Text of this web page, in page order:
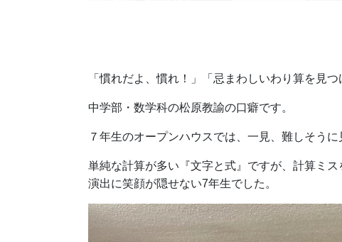
「慣れだよ、慣れ！」「忌まわしいわり算を見
中学部・数学科の松原教諭の口癖です。
７年生のオープンハウスでは、一見、難しそう
単純な計算が多い『文字と式』ですが、計算ミ
演出に笑顔が隠せない7年生でした。